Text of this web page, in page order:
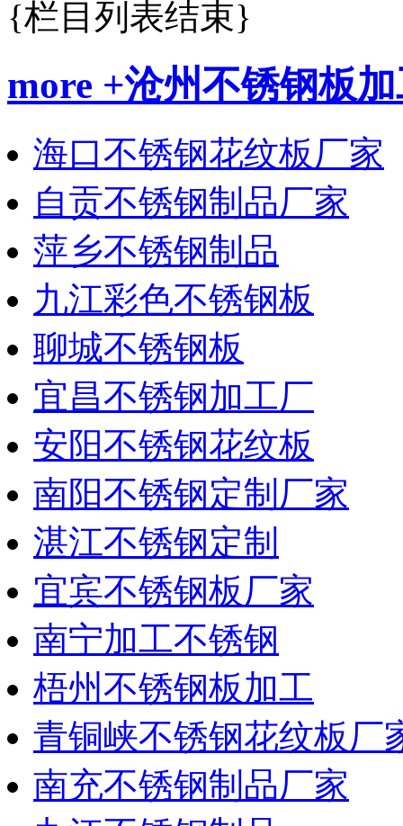
{栏目列表结束}
more +沧州不锈钢板
海口不锈钢花纹板厂家
自贡不锈钢制品厂家
萍乡不锈钢制品
九江彩色不锈钢板
聊城不锈钢板
宜昌不锈钢加工厂
安阳不锈钢花纹板
南阳不锈钢定制厂家
湛江不锈钢定制
宜宾不锈钢板厂家
南宁加工不锈钢
梧州不锈钢板加工
青铜峡不锈钢花纹板厂
南充不锈钢制品厂家